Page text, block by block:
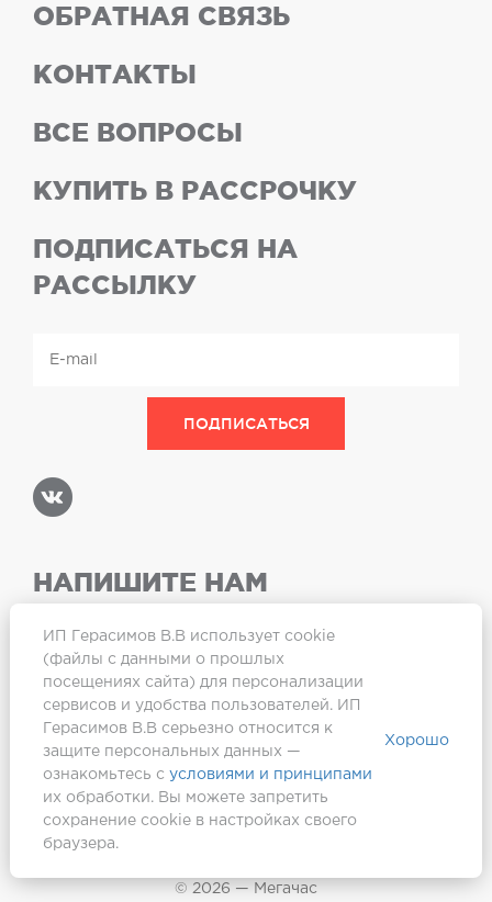
ОБРАТНАЯ СВЯЗЬ
КОНТАКТЫ
ВСЕ ВОПРОСЫ
КУПИТЬ В РАССРОЧКУ
ПОДПИСАТЬСЯ НА
РАССЫЛКУ
НАПИШИТЕ НАМ
© 2026 — Мегачас
ИП Герасимов В.В использует cookie
(файлы с данными о прошлых
посещениях сайта) для персонализации
сервисов и удобства пользователей. ИП
Герасимов В.В серьезно относится к
защите персональных данных —
ознакомьтесь с условиями и принципами
их обработки. Вы можете запретить
сохранение cookie в настройках своего
браузера.
Хорошо